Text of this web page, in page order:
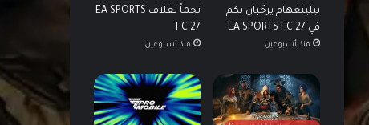
بيلينغهام يرحّبان بكم
في EA SPORTS FC 27
منذ أسبوعين
نجماً لغلاف EA SPORTS
FC 27
منذ أسبوعين